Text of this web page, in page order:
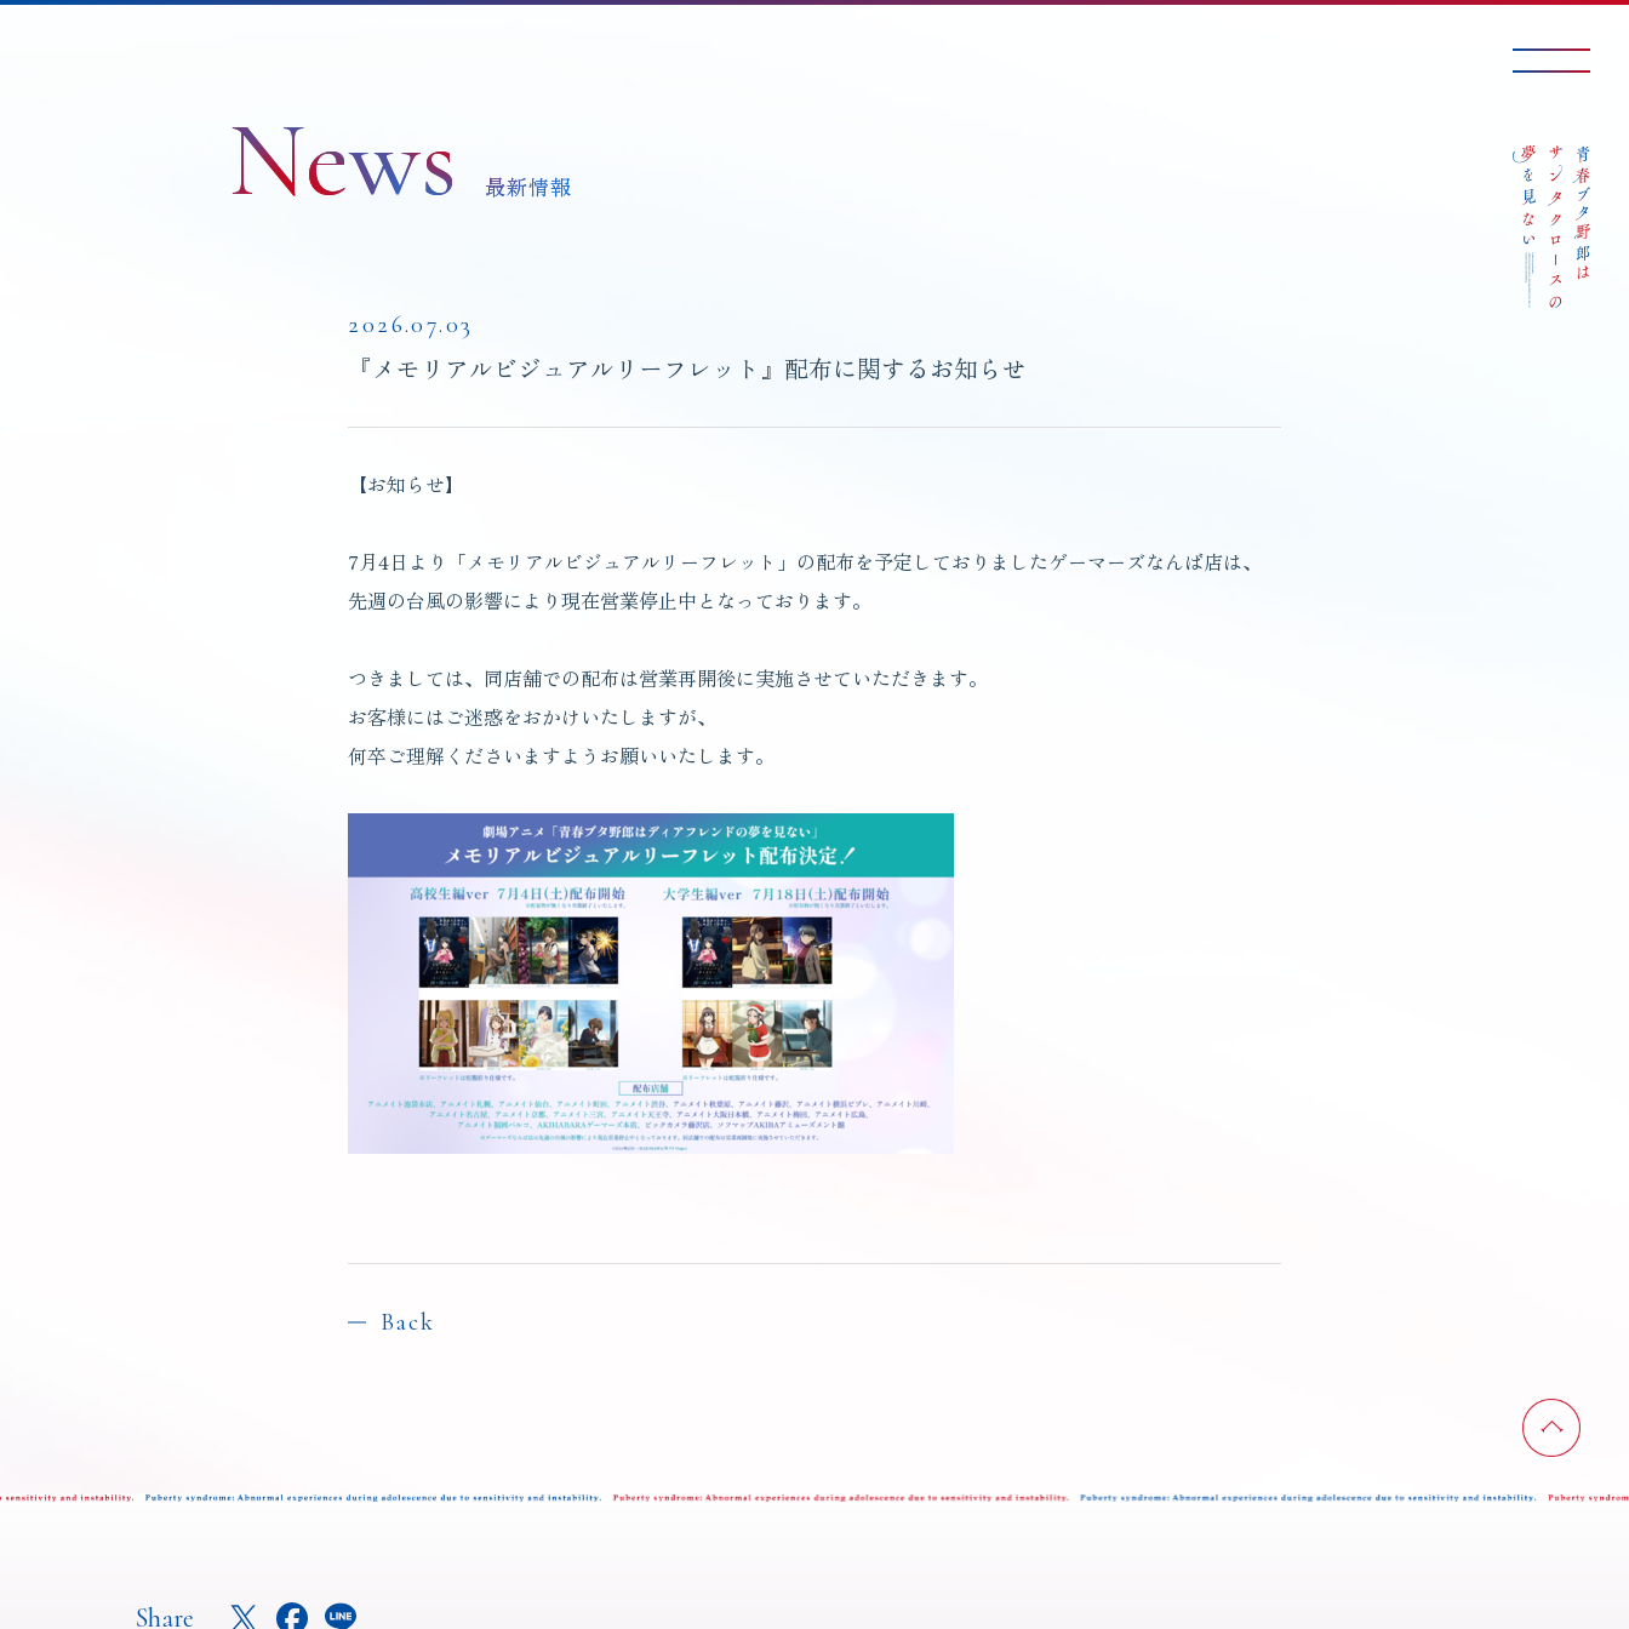
News 最新情報
2026.07.03
『メモリアルビジュアルリーフレット』配布に関するお知らせ
【お知らせ】
7月4日より「メモリアルビジュアルリーフレット」の配布を予定しておりましたゲーマーズなんば店は、
先週の台風の影響により現在営業停止中となっております。
つきましては、同店舗での配布は営業再開後に実施させていただきます。
お客様にはご迷惑をおかけいたしますが、
何卒ご理解くださいますようお願いいたします。
Back
Share